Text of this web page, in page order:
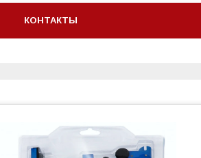
КОНТАКТЫ